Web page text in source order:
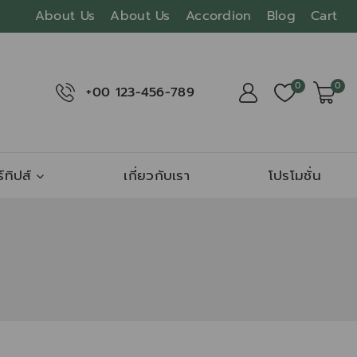
About Us About Us Accordion Blog Cart
+00 123-456-789 0 0
ทิปส์ เกี่ยวกับเรา โปรโมชั่น